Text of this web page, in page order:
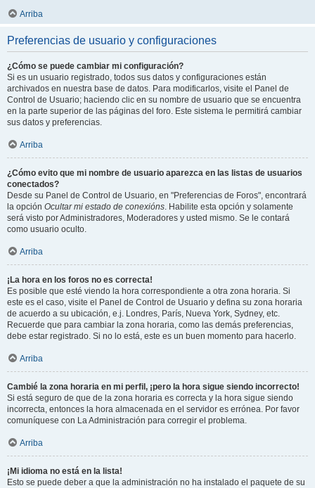
Arriba
Preferencias de usuario y configuraciones
¿Cómo se puede cambiar mi configuración?
Si es un usuario registrado, todos sus datos y configuraciones están
archivados en nuestra base de datos. Para modificarlos, visite el Panel de
Control de Usuario; haciendo clic en su nombre de usuario que se encuentra
en la parte superior de las páginas del foro. Este sistema le permitirá cambiar
sus datos y preferencias.
Arriba
¿Cómo evito que mi nombre de usuario aparezca en las listas de usuarios
conectados?
Desde su Panel de Control de Usuario, en "Preferencias de Foros", encontrará
la opción Ocultar mi estado de conexións. Habilite esta opción y solamente
será visto por Administradores, Moderadores y usted mismo. Se le contará
como usuario oculto.
Arriba
¡La hora en los foros no es correcta!
Es posible que esté viendo la hora correspondiente a otra zona horaria. Si
este es el caso, visite el Panel de Control de Usuario y defina su zona horaria
de acuerdo a su ubicación, e.j. Londres, París, Nueva York, Sydney, etc.
Recuerde que para cambiar la zona horaria, como las demás preferencias,
debe estar registrado. Si no lo está, este es un buen momento para hacerlo.
Arriba
Cambié la zona horaria en mi perfil, ¡pero la hora sigue siendo incorrecto!
Si está seguro de que de la zona horaria es correcta y la hora sigue siendo
incorrecta, entonces la hora almacenada en el servidor es errónea. Por favor
comuníquese con La Administración para corregir el problema.
Arriba
¡Mi idioma no está en la lista!
Esto se puede deber a que la administración no ha instalado el paquete de su